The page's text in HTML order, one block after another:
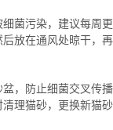
菌污染，建议每周更
放在通风处晾干，再
，防止细菌交叉传
理猫砂，更换新猫